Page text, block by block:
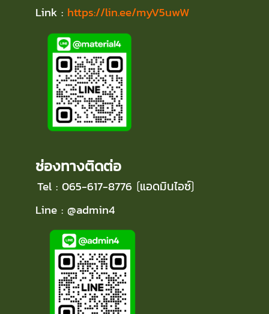
Link : https://lin.ee/myV5uwW
ช่องทางติดต่อ
Tel : 065-617-8776 (แอดมินไอซ์)
Line : @admin4